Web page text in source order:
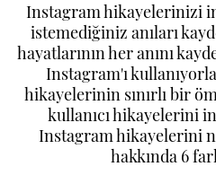
Instagram hikayelerinizi
istemediğiniz anıları
hayatlarının her anını
Instagram'ı
hikayelerinin sınırlı bir
kullanıcı hikayelerini
Instagram hikayelerini
hakkında 6